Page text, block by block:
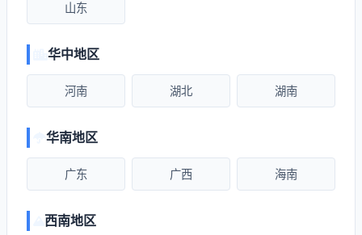
山东
华中地区
河南 湖北 湖南
华南地区
广东 广西 海南
西南地区